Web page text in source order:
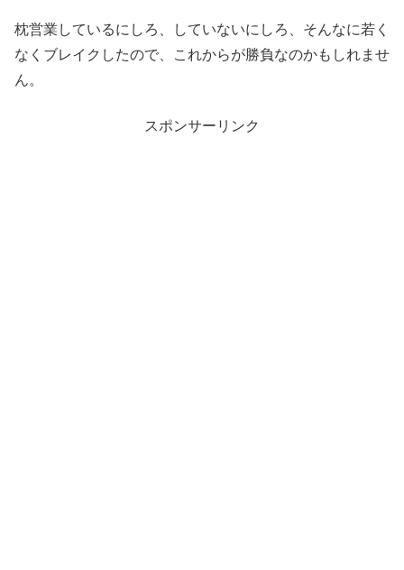
枕営業しているにしろ、していないにしろ、そんなに若く
なくブレイクしたので、これからが勝負なのかもしれませ
ん。
スポンサーリンク